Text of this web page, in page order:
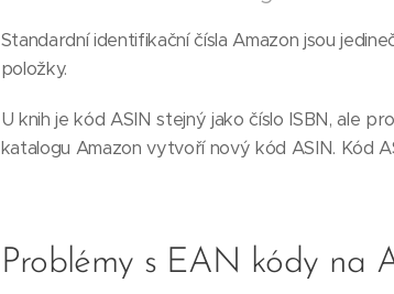
Standardní identifikační čísla Amazon jsou
položky.
U knih je kód ASIN stejný jako číslo ISBN, ale
katalogu Amazon vytvoří nový kód ASIN. Kód
Problémy s EAN kódy na